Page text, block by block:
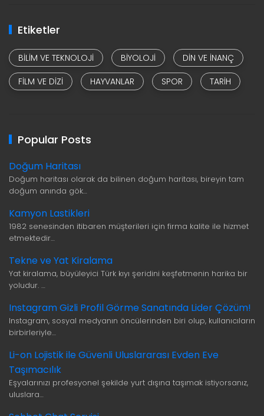
Etiketler
BILIM VE TEKNOLOJI BIYOLOJI
DIN VE INANÇ
FILM VE DIZI
HAYVANLAR SPOR TARIH
Popular Posts
Doğum Haritası
Doğum haritası olarak da bilinen doğum haritası, bireyin tam
doğum anında gök…
Kamyon Lastikleri
1982 senesinden itibaren müşterileri için firma kalite ile hizmet
etmektedir…
Tekne ve Yat Kiralama
Yat kiralama, büyüleyici Türk kıyı şeridini keşfetmenin harika bir
yoludur. …
Instagram Gizli Profil Görme Sanatında Lider Çözüm!
Instagram, sosyal medyanın öncülerinden biri olup, kullanıcıların
birbirleriyle…
Li-on Lojistik ile Güvenli Uluslararası Evden Eve
Taşımacılık
Eşyalarınızı profesyonel şekilde yurt dışına taşımak istiyorsanız,
uluslara…